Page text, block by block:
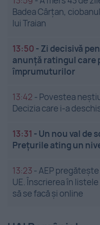
Badea Cârțan,
lui Traian
13:50 - Zi decisivă
anunță ratingul care
împrumuturilor
13:42 - Povestea
Decizia care i-a
13:31 - Un nou val de
Prețurile ating un
13:23 -AEP
UE. Înscrierea în
să se facă și online